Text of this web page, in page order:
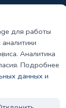
для работы
Аналитика
Подробнее
данных и
cookie